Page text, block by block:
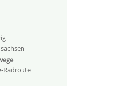
Radroute